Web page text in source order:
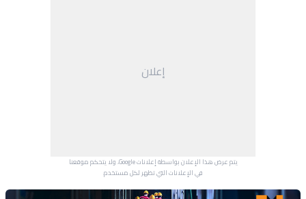
إعلان
يتم عرض هذا الإعلان بواسطة إعلانات Google، ولا يتحكم موقعنا
في الإعلانات التي تظهر لكل مستخدم.